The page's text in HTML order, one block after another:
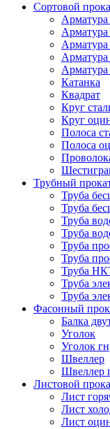
Сортовой
Катанка
Квадрат
Круг
Круг
Полоса
Полоса
Трубный
Труба
Труба
Труба
Труба
Труба
Труба
Труба
Труба
Труба
Фасонный
Балка
Уголок
Уголок
Швеллер
Швеллер
Листовой
Лист
Лист
Лист